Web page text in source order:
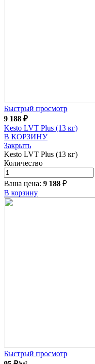
Быстрый просмотр
9 188 ₽
Kesto LVT Plus (13 кг)
В КОРЗИНУ
Закрыть
Kesto LVT Plus (13 кг)
Количество
Ваша цена: 9 188 ₽
В корзину
Быстрый просмотр